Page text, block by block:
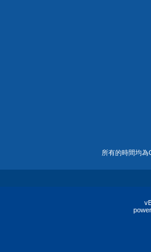
所有的時間均為